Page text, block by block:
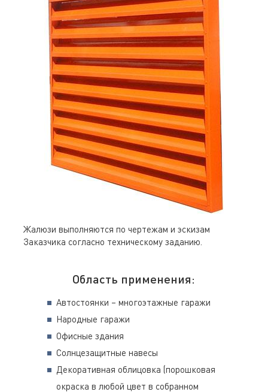
Жалюзи выполняются по чертежам и эскизам
Заказчика согласно техническому заданию.
Область применения:
Автостоянки – многоэтажные гаражи
Народные гаражи
Офисные здания
Солнцезащитные навесы
Декоративная облицовка (порошковая
окраска в любой цвет в собранном